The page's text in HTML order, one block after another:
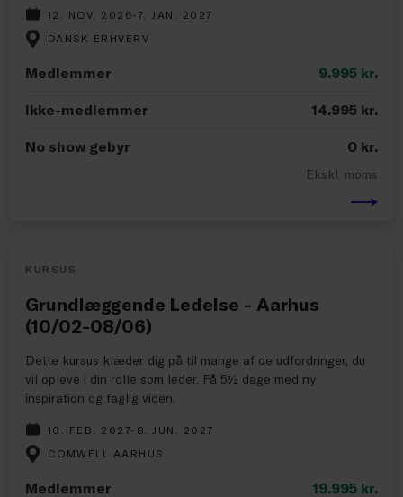
12. NOV. 2026-7. JAN. 2027
DANSK ERHVERV
Medlemmer 9.995 kr.
Ikke-medlemmer 14.995 kr.
No show gebyr 0 kr.
Ekskl. moms
KURSUS
Grundlæggende Ledelse - Aarhus
(10/02-08/06)
Dette kursus klæder dig på til mange af de udfordringer, du
vil opleve i din rolle som leder. Få 5½ dage med ny
inspiration og faglig viden.
10. FEB. 2027-8. JUN. 2027
COMWELL AARHUS
Medlemmer 19.995 kr.